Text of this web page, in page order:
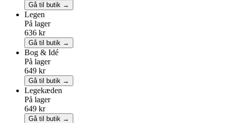
Gå til butik →
Legen
På lager
636 kr
Gå til butik →
Bog & Idé
På lager
649 kr
Gå til butik →
Legekæden
På lager
649 kr
Gå til butik →